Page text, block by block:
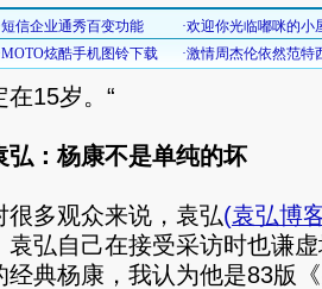
在15岁。“
弘：杨康不是单纯的坏
多观众来说，袁弘(袁弘博
袁弘自己在接受采访时也谦
经典杨康，我认为他是83版